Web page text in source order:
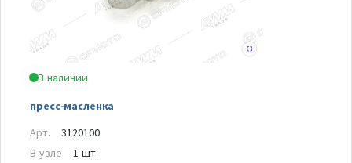
В наличии
пресс-масленка
Арт.
3120100
В узле
1 шт.